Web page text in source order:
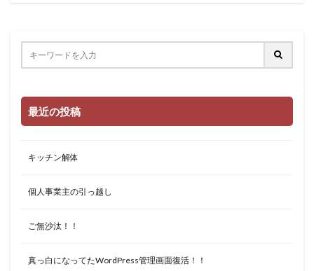
最近の投稿
キッチン解体
個人事業主の引っ越し
ご無沙汰！！
真っ白になってたWordPress管理画面復活！！